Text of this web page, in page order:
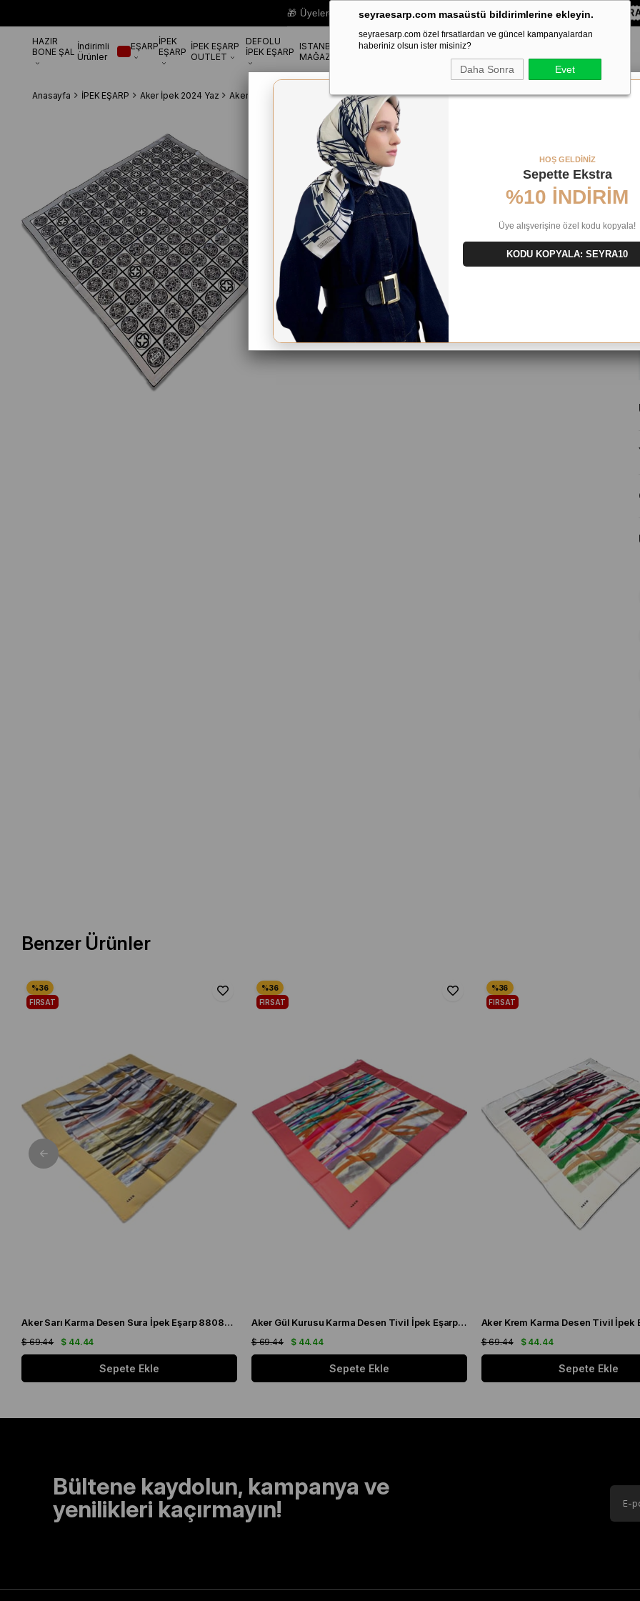
seyraesarp.com masaüstü bildirimlerine ekleyin.
seyraesarp.com özel fırsatlardan ve güncel kampanyalardan
haberiniz olsun ister misiniz?
Daha Sonra Evet
🎁 Üyelere Özel Sepette%10 EKSTRA İNDİRİM HEDİYE ÇEKİ! KOD:
HAZIR
BONE ŞAL İndirimli
Ürünler
EŞARPİPEK
EŞARP İPEK EŞARP
OUTLET
DEFOLU
İPEK EŞARP ISTANBUL
MAĞAZA
ŞALAKSESUAR
Anasayfa İPEK EŞARP Aker İpek 2024 Yaz Aker Gri Karma Desen Tivil İpek Eşarp 8864713 - 914 - 31269
Benzer Ürünler
Aker Sarı Karma Desen Sura İpek Eşarp 8808701 - 361
$ 44.44
$ 69.44
Sepete Ekle
FIRSAT
Aker Gül Kurusu Karma Desen Tivil İpek Eşarp 8808713 - 991
$ 44.44
$ 69.44
Sepete Ekle
FIRSAT
$ 44.44
$ 69.44
Sepete Ekle
FIRSAT
Bültene kaydolun, kampanya ve
yenilikleri kaçırmayın!
HOŞ GELDİNİZ
Sepette Ekstra
%10 İNDİRİM
Üye alışverişine özel kodu kopyala!
KODU KOPYALA: SEYRA10